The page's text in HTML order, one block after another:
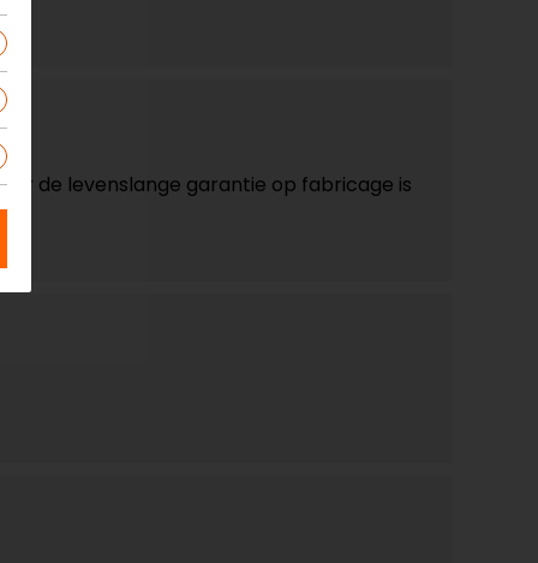
de levenslange garantie op fabricage is